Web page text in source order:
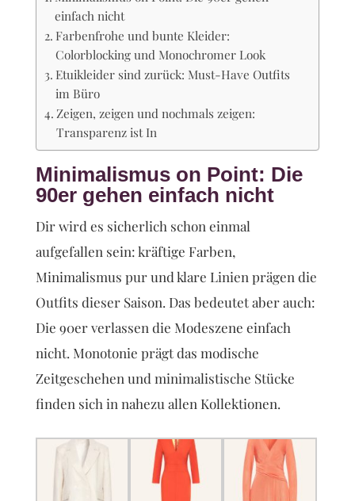
einfach nicht
Farbenfrohe und bunte Kleider:
Colorblocking und Monochromer Look
Etuikleider sind zurück: Must-Have Outfits
im Büro
Zeigen, zeigen und nochmals zeigen:
Transparenz ist In
Minimalismus on Point: Die
90er gehen einfach nicht
Dir wird es sicherlich schon einmal
aufgefallen sein: kräftige Farben,
Minimalismus pur und klare Linien prägen die
Outfits dieser Saison. Das bedeutet aber auch:
Die 90er verlassen die Modeszene einfach
nicht. Monotonie prägt das modische
Zeitgeschehen und minimalistische Stücke
finden sich in nahezu allen Kollektionen.